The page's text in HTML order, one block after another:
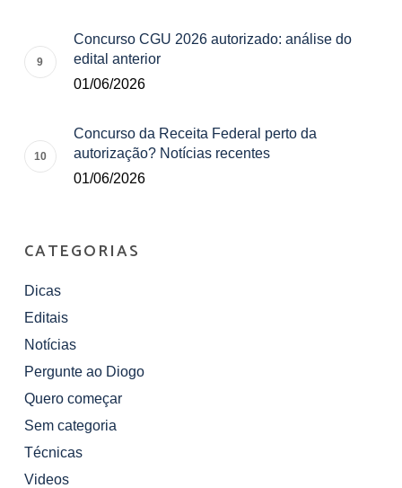
Concurso CGU 2026 autorizado: análise do
edital anterior
01/06/2026
Concurso da Receita Federal perto da
autorização? Notícias recentes
01/06/2026
CATEGORIAS
Dicas
Editais
Notícias
Pergunte ao Diogo
Quero começar
Sem categoria
Técnicas
Videos